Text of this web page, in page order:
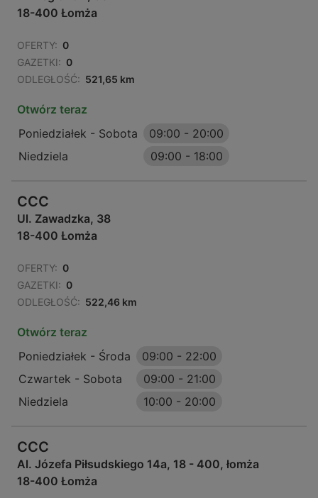
18-400 Łomża
OFERTY: 0
GAZETKI: 0
ODLEGŁOŚĆ: 521,65 km
Otwórz teraz
Poniedziałek - Sobota
09:00 - 20:00
Niedziela
09:00 - 18:00
CCC
Ul. Zawadzka, 38
18-400 Łomża
OFERTY: 0
GAZETKI: 0
ODLEGŁOŚĆ: 522,46 km
Otwórz teraz
Poniedziałek - Środa
09:00 - 22:00
Czwartek - Sobota
09:00 - 21:00
Niedziela
10:00 - 20:00
CCC
Al. Józefa Piłsudskiego 14a, 18 - 400, łomża
18-400 Łomża